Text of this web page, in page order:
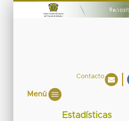
Contacto
Menú
Estadísticas